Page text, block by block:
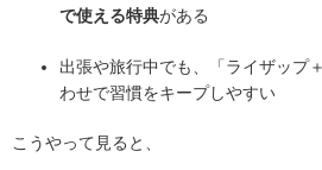
で使える特典がある
出張や旅行中でも、「ライザップ
わせで習慣をキープしやすい
こうやって見ると、